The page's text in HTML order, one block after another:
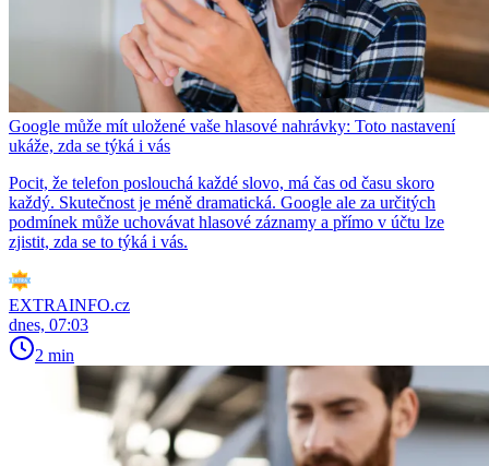
Google může mít uložené vaše hlasové nahrávky: Toto nastavení
ukáže, zda se týká i vás
Pocit, že telefon poslouchá každé slovo, má čas od času skoro
každý. Skutečnost je méně dramatická. Google ale za určitých
podmínek může uchovávat hlasové záznamy a přímo v účtu lze
zjistit, zda se to týká i vás.
EXTRAINFO.cz
dnes, 07:03
2 min